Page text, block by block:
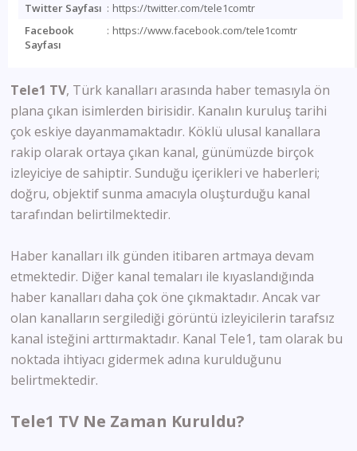
Twitter Sayfası : https://twitter.com/tele1comtr
Facebook
Sayfası
: https://www.facebook.com/tele1comtr
Tele1 TV, Türk kanalları arasında haber temasıyla ön
plana çıkan isimlerden birisidir. Kanalın kuruluş tarihi
çok eskiye dayanmamaktadır. Köklü ulusal kanallara
rakip olarak ortaya çıkan kanal, günümüzde birçok
izleyiciye de sahiptir. Sunduğu içerikleri ve haberleri;
doğru, objektif sunma amacıyla oluşturduğu kanal
tarafından belirtilmektedir.
Haber kanalları ilk günden itibaren artmaya devam
etmektedir. Diğer kanal temaları ile kıyaslandığında
haber kanalları daha çok öne çıkmaktadır. Ancak var
olan kanalların sergilediği görüntü izleyicilerin tarafsız
kanal isteğini arttırmaktadır. Kanal Tele1, tam olarak bu
noktada ihtiyacı gidermek adına kurulduğunu
belirtmektedir.
Tele1 TV Ne Zaman Kuruldu?